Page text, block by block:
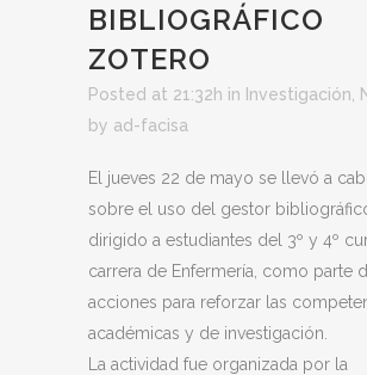
BIBLIOGRÁFICO
ZOTERO
Posted at 21:32h in Investigación
by ad-facisa
El jueves 22 de mayo se llevó a
sobre el uso del gestor
dirigido a estudiantes del 3º y 4º
carrera de Enfermería, como parte
acciones para reforzar las
académicas y de investigación.
La actividad fue organizada por la